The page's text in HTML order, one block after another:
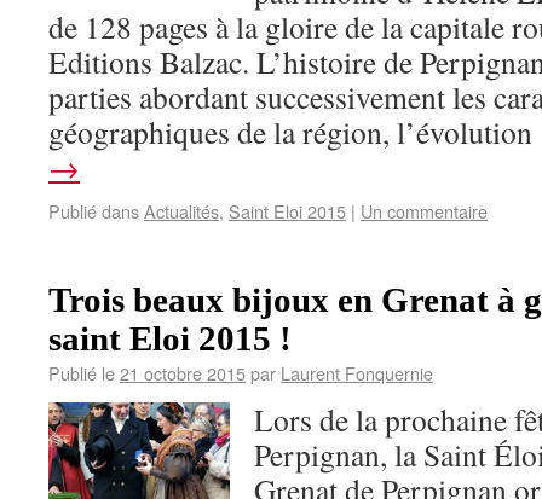
de 128 pages à la gloire de la capitale
Editions Balzac. L’histoire de
parties abordant successivement les
géographiques de la région,
→
Publié dansActualités, Saint Eloi 2015 | Un commentaire
Trois beaux bijoux en Grenat à
saint Eloi 2015 !
Publié le21 octobre 2015par Laurent Fonquernie
Lors de la prochaine
Perpignan, la Saint
Grenat de Perpignan